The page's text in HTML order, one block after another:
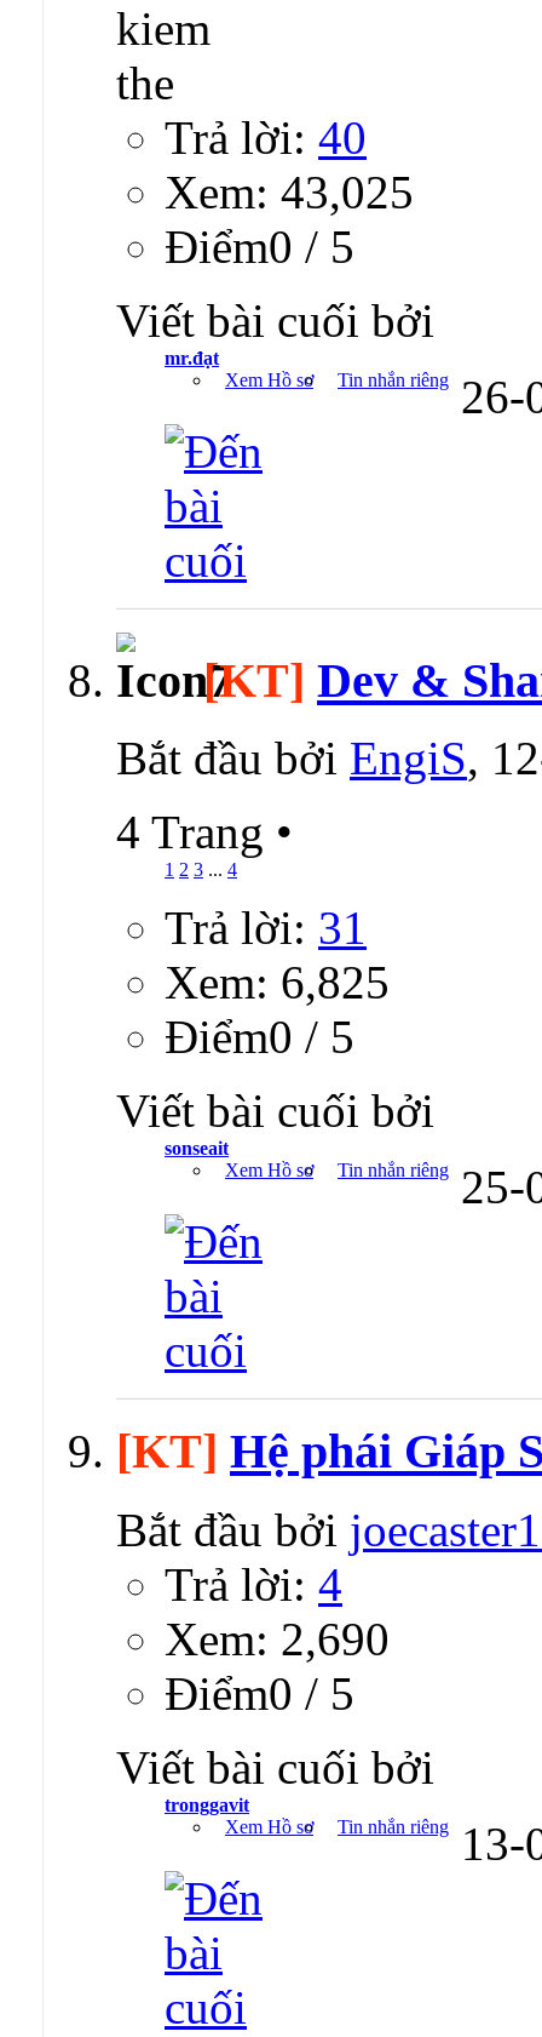
Trả lời: 40
Xem: 43,025
Ðiểm0 / 5
Viết bài cuối bởi
mr.đạt
Xem Hồ sơ
Tin nhắn riêng 26-
[KT] Dev &
Bắt đầu bởi EngiS,
4 Trang •
1 2 3 ... 4
Trả lời: 31
Xem: 6,825
Ðiểm0 / 5
Viết bài cuối bởi
sonseait
Xem Hồ sơ
Tin nhắn riêng 25-
[KT] Hệ phái Giáp
Bắt đầu bởi
Trả lời: 4
Xem: 2,690
Ðiểm0 / 5
Viết bài cuối bởi
tronggavit
Xem Hồ sơ
Tin nhắn riêng